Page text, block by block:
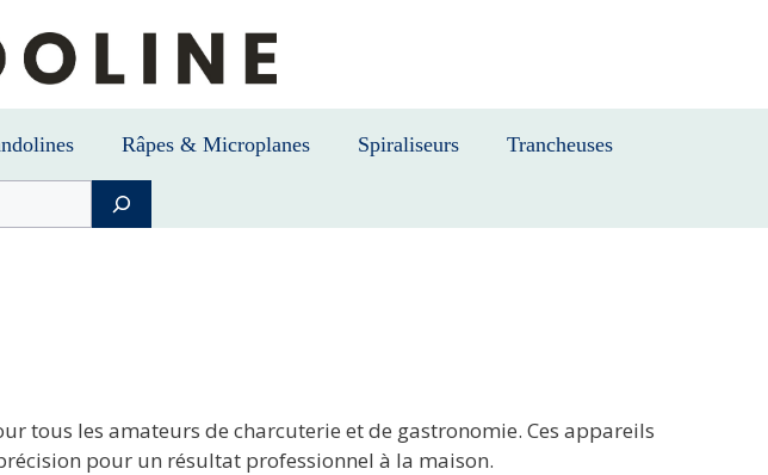
Râpes & Microplanes Spiraliseurs Trancheuses
tous les amateurs de charcuterie et de gastronomie. Ces appareils
pour un résultat professionnel à la maison.